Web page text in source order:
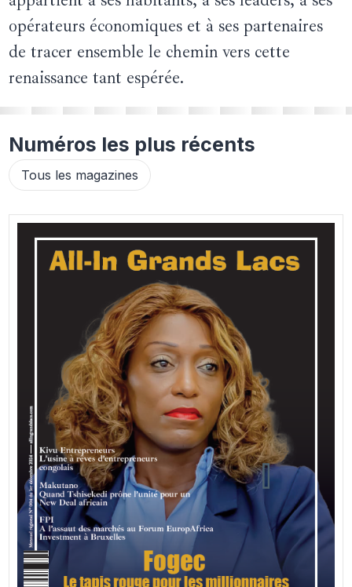
opérateurs économiques et à ses partenaires
de tracer ensemble le chemin vers cette
renaissance tant espérée.
Numéros les plus récents
Tous les magazines